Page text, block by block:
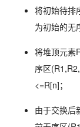
将初始待排
为初始的无
将堆顶元素
序区
<=R[n]；
由于交换后